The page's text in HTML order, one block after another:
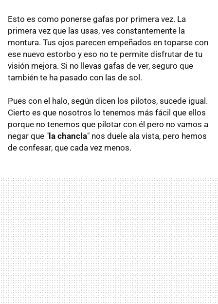
Esto es como ponerse gafas por primera vez. La
primera vez que las usas, ves constantemente la
montura. Tus ojos parecen empeñados en toparse con
ese nuevo estorbo y eso no te permite disfrutar de tu
visión mejora. Si no llevas gafas de ver, seguro que
también te ha pasado con las de sol.
Pues con el halo, según dicen los pilotos, sucede igual.
Cierto es que nosotros lo tenemos más fácil que ellos
porque no tenemos que pilotar con él pero no vamos a
negar que "la chancla" nos duele ala vista, pero hemos
de confesar, que cada vez menos.